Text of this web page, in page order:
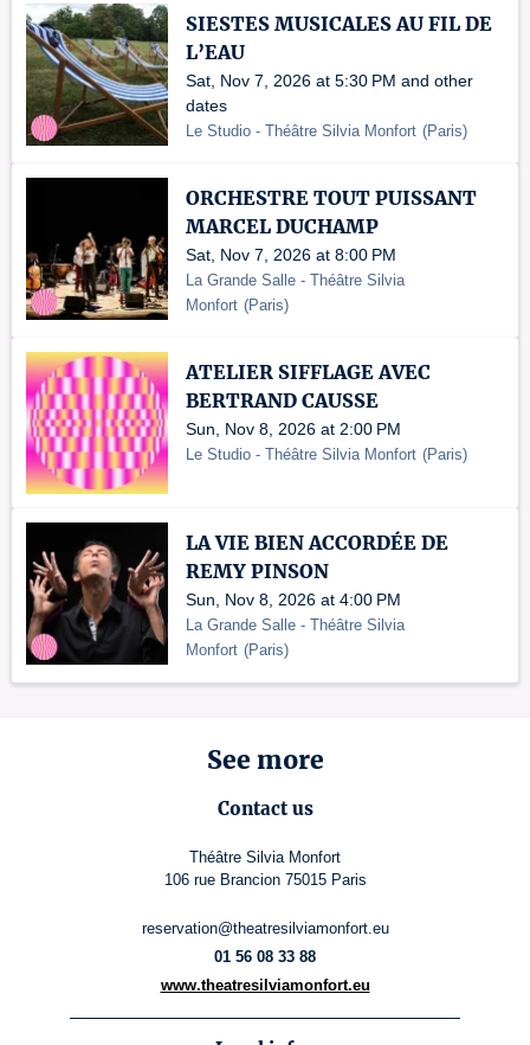
SIESTES MUSICALES AU FIL DE
L’EAU
Sat, Nov 7, 2026 at 5:30 PM and other
dates
Le Studio - Théâtre Silvia Monfort (Paris)
ORCHESTRE TOUT PUISSANT
MARCEL DUCHAMP
Sat, Nov 7, 2026 at 8:00 PM
La Grande Salle - Théâtre Silvia
Monfort (Paris)
ATELIER SIFFLAGE AVEC
BERTRAND CAUSSE
Sun, Nov 8, 2026 at 2:00 PM
Le Studio - Théâtre Silvia Monfort (Paris)
LA VIE BIEN ACCORDÉE DE
REMY PINSON
Sun, Nov 8, 2026 at 4:00 PM
La Grande Salle - Théâtre Silvia
Monfort (Paris)
See more
Contact us
Théâtre Silvia Monfort
106 rue Brancion 75015 Paris
reservation@theatresilviamonfort.eu
01 56 08 33 88
www.theatresilviamonfort.eu